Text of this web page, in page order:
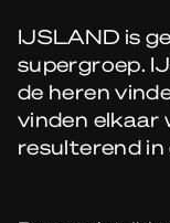
IJSLAND is
supergroep.
de heren
vinden elkaar
resulterend in